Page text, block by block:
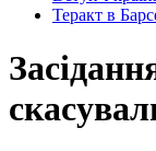
Теракт в